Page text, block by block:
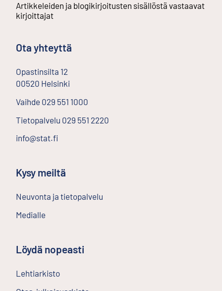
Artikkeleiden ja blogikirjoitusten sisällöstä vastaavat
kirjoittajat
Ota yhteyttä
Opastinsilta 12
00520 Helsinki
Vaihde 029 551 1000
Tietopalvelu 029 551 2220
info@stat.fi
Kysy meiltä
Neuvonta ja tietopalvelu
Medialle
Löydä nopeasti
Lehtiarkisto